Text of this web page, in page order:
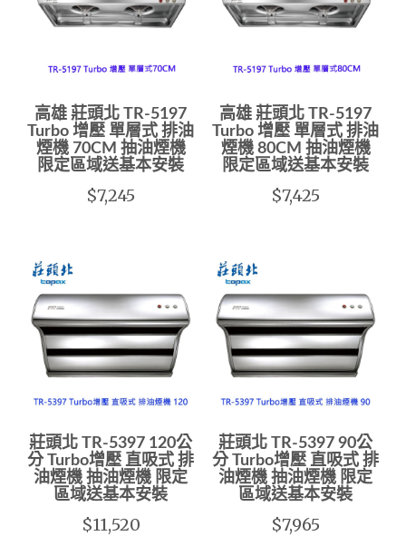
高雄 莊頭北 TR-5197
Turbo 增壓 單層式 排油
煙機 70CM 抽油煙機
限定區域送基本安裝
$7,245
高雄 莊頭北 TR-5197
Turbo 增壓 單層式 排油
煙機 80CM 抽油煙機
限定區域送基本安裝
$7,425
莊頭北 TR-5397 120公
分 Turbo增壓 直吸式 排
油煙機 抽油煙機 限定
區域送基本安裝
$11,520
莊頭北 TR-5397 90公
分 Turbo增壓 直吸式 排
油煙機 抽油煙機 限定
區域送基本安裝
$7,965